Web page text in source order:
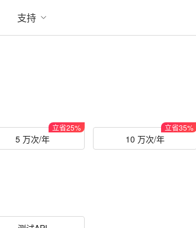
支持
5 万次/年
立省25%
10 万次/年
立省35%